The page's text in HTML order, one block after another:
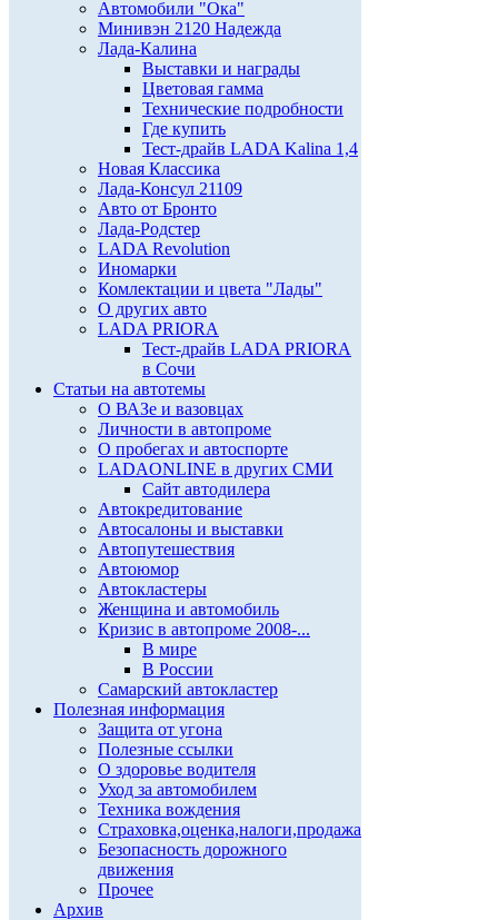
Автомобили "Ока"
Минивэн 2120 Надежда
Лада-Калина
Выставки и награды
Цветовая гамма
Технические подробности
Где купить
Тест-драйв LADA Kalina 1,4
Новая Классика
Лада-Консул 21109
Авто от Бронто
Лада-Родстер
LADA Revolution
Иномарки
Комлектации и цвета "Лады"
О других авто
LADA PRIORA
Тест-драйв LADA PRIORA
в Сочи
Статьи на автотемы
О ВАЗе и вазовцах
Личности в автопроме
О пробегах и автоспорте
LADAONLINE в других СМИ
Сайт автодилера
Автокредитование
Автосалоны и выставки
Автопутешествия
Автоюмор
Автокластеры
Женщина и автомобиль
Кризис в автопроме 2008-...
В мире
В России
Самарский автокластер
Полезная информация
Защита от угона
Полезные ссылки
О здоровье водителя
Уход за автомобилем
Техника вождения
Страховка,оценка,налоги,продажа
Безопасность дорожного
движения
Прочее
Архив